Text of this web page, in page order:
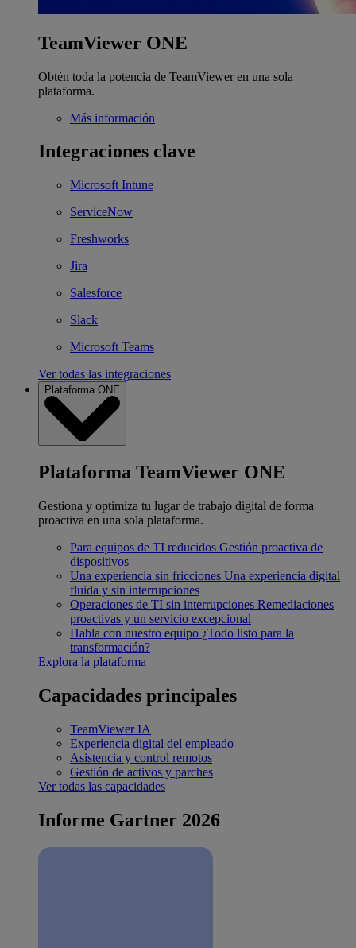
TeamViewer ONE
Obtén toda la potencia de TeamViewer en una sola
plataforma.
Más información
Integraciones clave
Microsoft Intune
ServiceNow
Freshworks
Jira
Salesforce
Slack
Microsoft Teams
Ver todas las integraciones
Plataforma ONE
Plataforma TeamViewer ONE
Gestiona y optimiza tu lugar de trabajo digital de forma
proactiva en una sola plataforma.
Para equipos de TI reducidos Gestión proactiva de
dispositivos
Una experiencia sin fricciones Una experiencia digital
fluida y sin interrupciones
Operaciones de TI sin interrupciones Remediaciones
proactivas y un servicio excepcional
Habla con nuestro equipo ¿Todo listo para la
transformación?
Explora la plataforma
Capacidades principales
TeamViewer IA
Experiencia digital del empleado
Asistencia y control remotos
Gestión de activos y parches
Ver todas las capacidades
Informe Gartner 2026